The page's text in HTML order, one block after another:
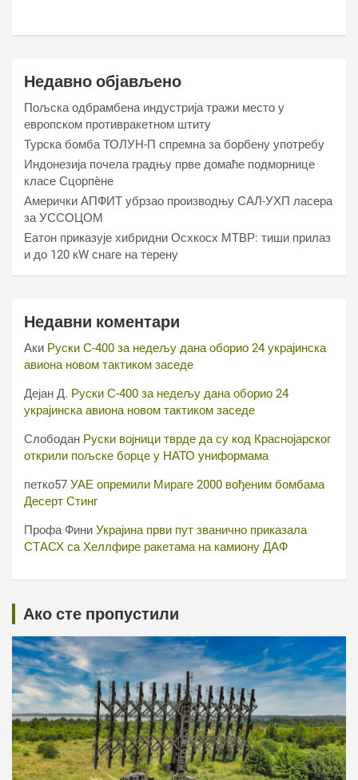
Недавно објављено
Пољска одбрамбена индустрија тражи место у
европском противракетном штиту
Турска бомба ТОЛУН-П спремна за борбену употребу
Индонезија почела градњу прве домаће подморнице
класе Сцорпèне
Амерички АПФИТ убрзао производњу САЛ-УХП ласера
за УССОЦОМ
Еатон приказује хибридни Осхкосх МТВР: тиши прилаз
и до 120 кW снаге на терену
Недавни коментари
Аки Руски С-400 за недељу дана оборио 24 украјинска
авиона новом тактиком заседе
Дејан Д. Руски С-400 за недељу дана оборио 24
украјинска авиона новом тактиком заседе
Слободан Руски војници тврде да су код Краснојарског
открили пољске борце у НАТО униформама
петко57 УАЕ опремили Мираге 2000 вођеним бомбама
Десерт Стинг
Профа Фини Украјина први пут званично приказала
СТАСХ са Хеллфире ракетама на камиону ДАФ
Ако сте пропустили